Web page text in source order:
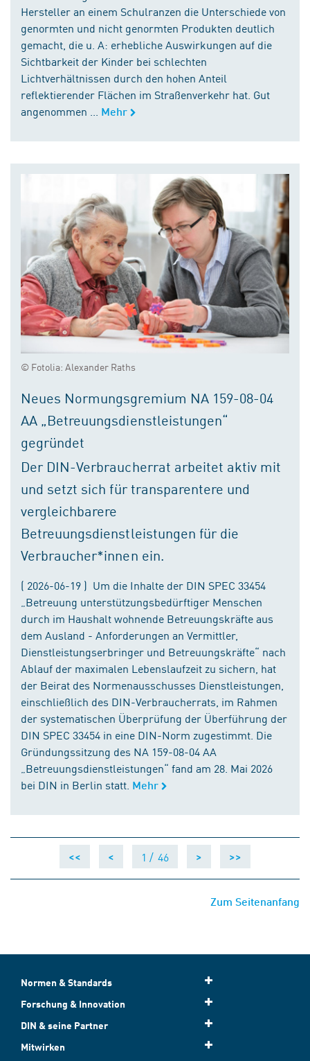
Hersteller an einem Schulranzen die Unterschiede von
genormten und nicht genormten Produkten deutlich
gemacht, die u. A: erhebliche Auswirkungen auf die
Sichtbarkeit der Kinder bei schlechten
Lichtverhältnissen durch den hohen Anteil
reflektierender Flächen im Straßenverkehr hat. Gut
angenommen ...
Mehr
© Fotolia: Alexander Raths
Neues Normungsgremium NA 159-08-04
AA „Betreuungsdienstleistungen“
gegründet
Der DIN-Verbraucherrat arbeitet aktiv mit
und setzt sich für transparentere und
vergleichbarere
Betreuungsdienstleistungen für die
Verbraucher*innen ein.
( 2026-06-19 ) Um die Inhalte der DIN SPEC 33454
„Betreuung unterstützungsbedürftiger Menschen
durch im Haushalt wohnende Betreuungskräfte aus
dem Ausland - Anforderungen an Vermittler,
Dienstleistungserbringer und Betreuungskräfte“ nach
Ablauf der maximalen Lebenslaufzeit zu sichern, hat
der Beirat des Normenausschusses Dienstleistungen,
einschließlich des DIN-Verbraucherrats, im Rahmen
der systematischen Überprüfung der Überführung der
DIN SPEC 33454 in eine DIN-Norm zugestimmt. Die
Gründungssitzung des NA 159-08-04 AA
„Betreuungsdienstleistungen“ fand am 28. Mai 2026
bei DIN in Berlin statt. Mehr
<< < 1 / 46 > >>
Zum Seitenanfang
Normen & Standards
Forschung & Innovation
DIN & seine Partner
Mitwirken